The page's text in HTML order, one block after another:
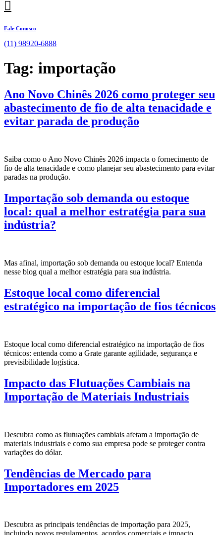
Fale Conosco
(11) 98920-6888
Tag: importação
Ano Novo Chinês 2026 como proteger seu
abastecimento de fio de alta tenacidade e
evitar parada de produção
Saiba como o Ano Novo Chinês 2026 impacta o fornecimento de
fio de alta tenacidade e como planejar seu abastecimento para evitar
paradas na produção.
Importação sob demanda ou estoque
local: qual a melhor estratégia para sua
indústria?
Mas afinal, importação sob demanda ou estoque local? Entenda
nesse blog qual a melhor estratégia para sua indústria.
Estoque local como diferencial
estratégico na importação de fios técnicos
Estoque local como diferencial estratégico na importação de fios
técnicos: entenda como a Grate garante agilidade, segurança e
previsibilidade logística.
Impacto das Flutuações Cambiais na
Importação de Materiais Industriais
Descubra como as flutuações cambiais afetam a importação de
materiais industriais e como sua empresa pode se proteger contra
variações do dólar.
Tendências de Mercado para
Importadores em 2025
Descubra as principais tendências de importação para 2025,